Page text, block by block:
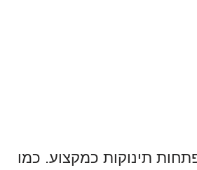
תינוקות כמקצוע. כמו